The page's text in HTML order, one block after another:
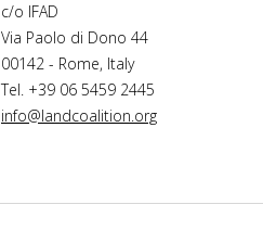
c/o IFAD
Via Paolo di Dono 44
00142 - Rome, Italy
Tel. +39 06 5459 2445
info@landcoalition.org